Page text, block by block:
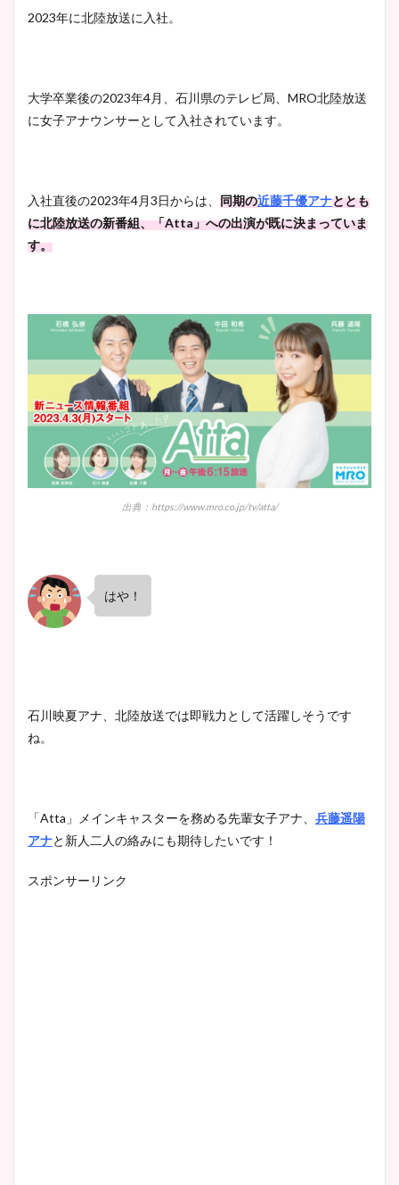
2023年に北陸放送に入社。
大学卒業後の2023年4月、石川県のテレビ局、MRO北陸放送
に女子アナウンサーとして入社されています。
入社直後の2023年4月3日からは、 同期の近藤千優アナととも
に北陸放送の新番組、「Atta」への出演が既に決まっていま
す。
出典：https://www.mro.co.jp/tv/atta/
はや！
石川映夏アナ、北陸放送では即戦力として活躍しそうです
ね。
「Atta」メインキャスターを務める先輩女子アナ、 兵藤遥陽
アナと新人二人の絡みにも期待したいです！
スポンサーリンク